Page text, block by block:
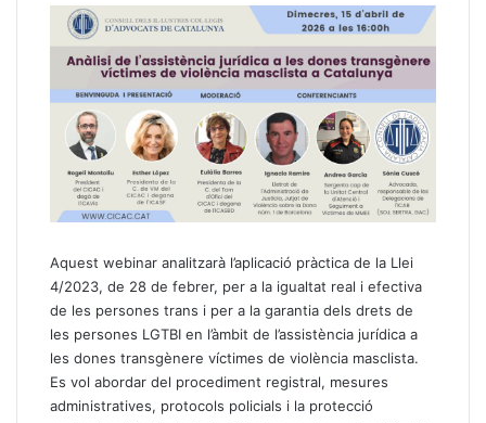
Aquest webinar analitzarà l’aplicació pràctica de la Llei
4/2023, de 28 de febrer, per a la igualtat real i efectiva
de les persones trans i per a la garantia dels drets de
les persones LGTBI en l’àmbit de l’assistència jurídica a
les dones transgènere víctimes de violència masclista.
Es vol abordar del procediment registral, mesures
administratives, protocols policials i la protecció